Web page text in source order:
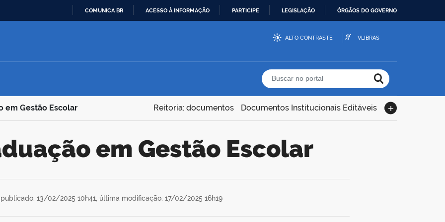
CONTEÚDO
COMUNICA BR ACESSO À INFORMAÇÃO PARTICIPE LEGISLAÇÃO ÓRGÃOS DO GOVERNO
ALTO CONTRASTE VLIBRAS
Buscar no portal
em Gestão Escolar Reitoria: documentos Documentos Institucionais Editáveis
em Gestão Escolar
publicado: 13/02/2025 10h41, última modificação: 17/02/2025 16h19